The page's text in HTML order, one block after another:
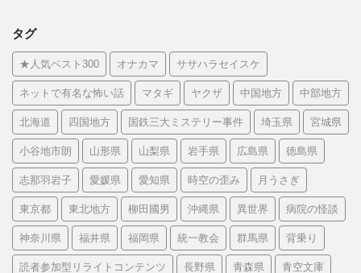
タグ
★人気ベスト300 オナカマ ササハラセイスケ
ネットで有名な怖い話 マタギ ヤクザ 中国地方 中部地方
北海道 四国地方 国鉄三大ミステリー事件 埼玉県 宮城県
小谷地市朗 山形県 山梨県 岩手県 広島県 徳島県
志那羽岩子 愛媛県 愛知県 時空の歪み 月うさぎ
東京都 東北地方 柳田國男 沖縄県 異世界 病院の怪談
神奈川県 福井県 福岡県 統一教会 群馬県 背乗り
読者参加型リライトコンテンツ 長野県 青森県 青空文庫